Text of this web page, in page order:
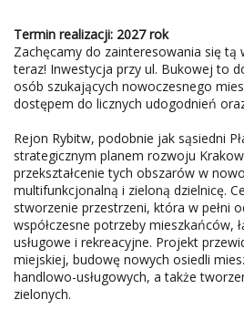
Termin realizacji: 2027 rok
Zachęcamy do zainteresowania się
teraz! Inwestycja przy ul. Bukowej to
osób szukających nowoczesnego
dostępem do licznych udogodnień
Rejon Rybitw, podobnie jak sąsiedni
strategicznym planem rozwoju
przekształcenie tych obszarów w
multifunkcjonalną i zieloną dzielnicę.
stworzenie przestrzeni, która w pełni
współczesne potrzeby mieszkańców,
usługowe i rekreacyjne. Projekt
miejskiej, budowę nowych osiedli
handlowo-usługowych, a także
zielonych.